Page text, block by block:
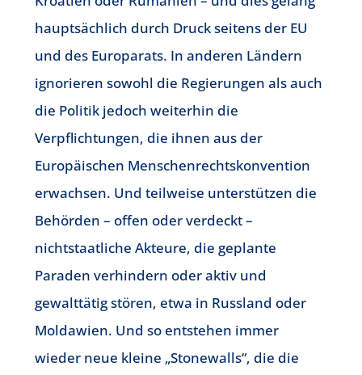
hauptsächlich durch Druck seitens der EU
und des Europarats. In anderen Ländern
ignorieren sowohl die Regierungen als auch
die Politik jedoch weiterhin die
Verpflichtungen, die ihnen aus der
Europäischen Menschenrechtskonvention
erwachsen. Und teilweise unterstützen die
Behörden – offen oder verdeckt –
nichtstaatliche Akteure, die geplante
Paraden verhindern oder aktiv und
gewalttätig stören, etwa in Russland oder
Moldawien. Und so entstehen immer
wieder neue kleine „Stonewalls“, die die